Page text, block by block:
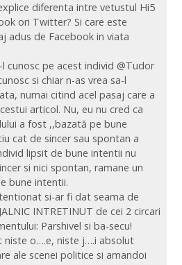
diferenta intre vetustul Hi5
ori Twitter? Si care este
adus de Facebook in viata
l cunosc pe acest individ @Tudor
si chiar n-as vrea sa-l
numai citind acel pasaj care a
articol. Nu, eu nu cred ca
a fost ,,bazată pe bune
cat de sincer sau spontan a
lipsit de bune intentii nu
si nici spontan, ramane un
bune intentii.
si-ar fi dat seama de
INTRETINUT de cei 2 circari
Parshivel si ba-secu!
niste o….e, niste j….i absolut
ale scenei politice si amandoi